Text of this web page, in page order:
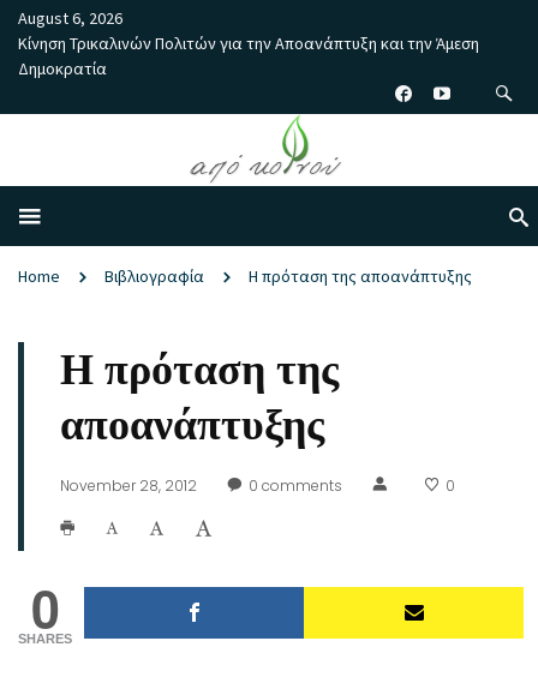
August 6, 2026
Κίνηση Τρικαλινών Πολιτών για την Αποανάπτυξη και την Άμεση
Δημοκρατία
Home Βιβλιογραφία Η πρόταση της αποανάπτυξης
Η πρόταση της
αποανάπτυξης
November 28, 2012 0 comments 0
0
SHARES